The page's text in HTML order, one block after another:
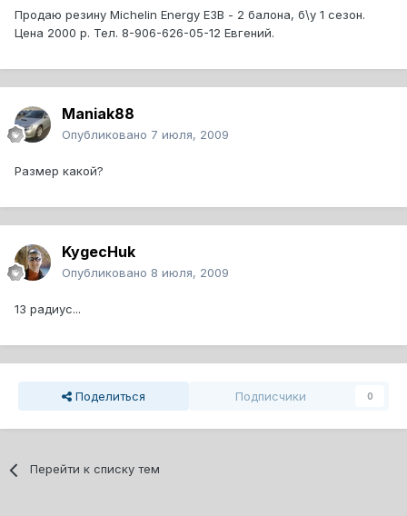
Продаю резину Michelin Energy E3В - 2 балона, б\у 1 сезон.
Цена 2000 р. Тел. 8-906-626-05-12 Евгений.
Maniak88
Опубликовано 7 июля, 2009
Размер какой?
KygecHuk
Опубликовано 8 июля, 2009
13 радиус...
Поделиться Подписчики 0
Перейти к списку тем